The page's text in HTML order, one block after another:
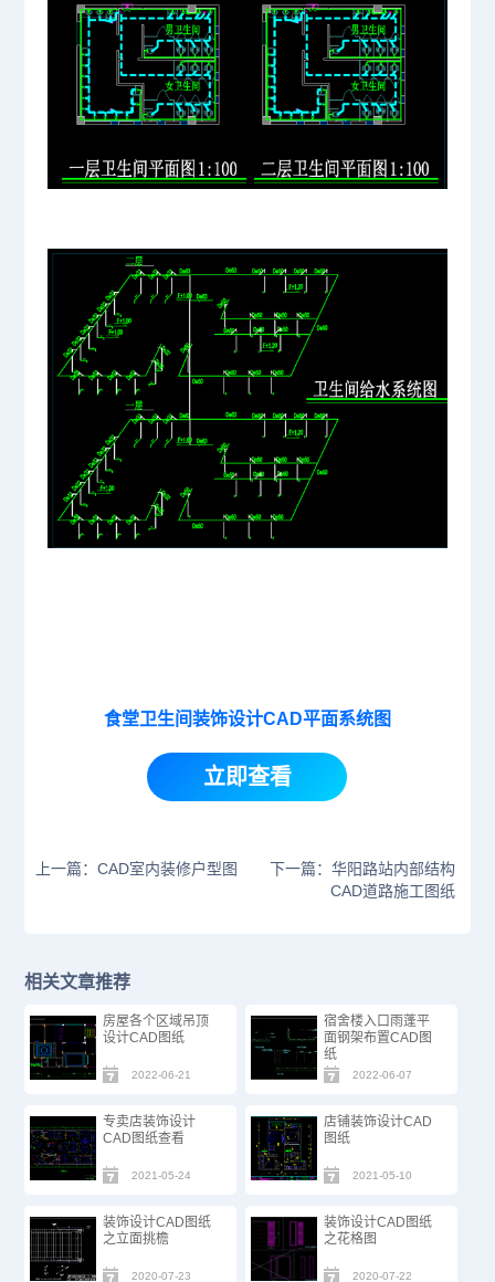
食堂卫生间装饰设计CAD平面系统图
立即查看
上一篇：CAD室内装修户型图
下一篇：华阳路站内部结构
CAD道路施工图纸
相关文章推荐
房屋各个区域吊顶
设计CAD图纸
2022-06-21
宿舍楼入口雨蓬平
面钢架布置CAD图
纸
2022-06-07
专卖店装饰设计
CAD图纸查看
2021-05-24
店铺装饰设计CAD
图纸
2021-05-10
装饰设计CAD图纸
之立面挑檐
2020-07-23
装饰设计CAD图纸
之花格图
2020-07-22